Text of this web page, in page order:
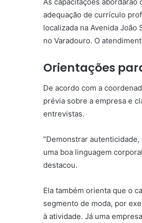
adequação de currículo
localizada na Avenida João
no Varadouro. O
Orientações
De acordo com a
prévia sobre a empresa e
entrevistas.
“Demonstrar
uma boa linguagem
destacou.
Ela também orienta que o
segmento de moda, por
à atividade. Já uma